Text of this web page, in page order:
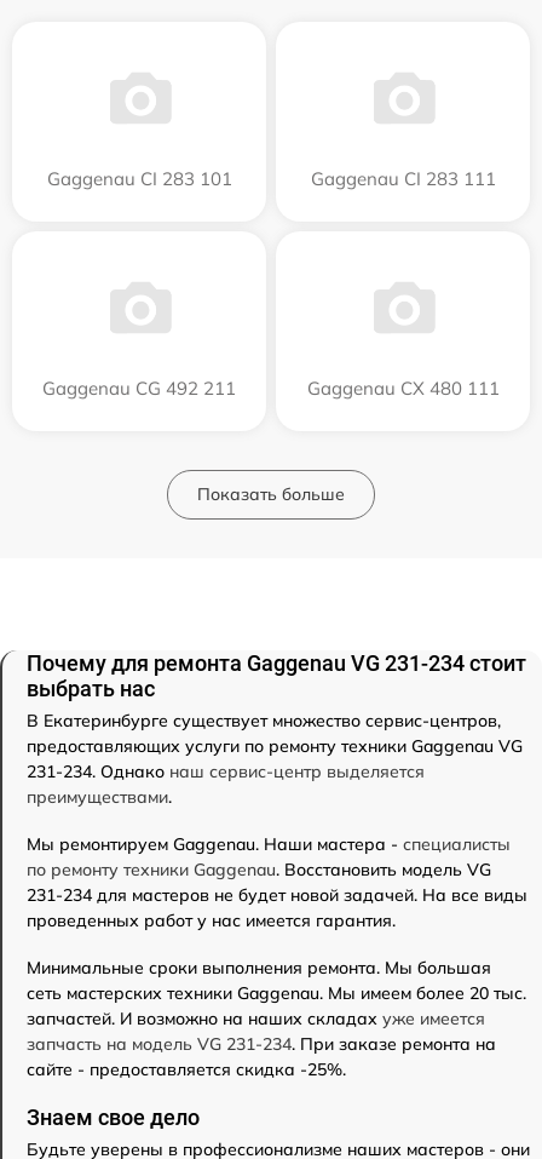
Gaggenau CI 283 101 Gaggenau CI 283 111
Gaggenau CG 492 211 Gaggenau CX 480 111
Показать больше
Почему для ремонта Gaggenau VG 231-234 стоит
выбрать нас
В Екатеринбурге существует множество сервис-центров,
предоставляющих услуги по ремонту техники Gaggenau VG
231-234. Однако наш сервис-центр выделяется
преимуществами.
Мы ремонтируем Gaggenau. Наши мастера - специалисты
по ремонту техники Gaggenau. Восстановить модель VG
231-234 для мастеров не будет новой задачей. На все виды
проведенных работ у нас имеется гарантия.
Минимальные сроки выполнения ремонта. Мы большая
сеть мастерских техники Gaggenau. Мы имеем более 20 тыс.
запчастей. И возможно на наших складах уже имеется
запчасть на модель VG 231-234. При заказе ремонта на
сайте - предоставляется скидка -25%.
Знаем свое дело
Будьте уверены в профессионализме наших мастеров - они